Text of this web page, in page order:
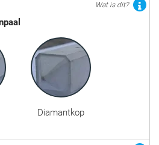
Wat is dit?
Diamantkop